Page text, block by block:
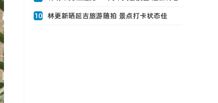
祝福祖0
10 林更新晒延吉旅游随拍 景点打卡状态佳